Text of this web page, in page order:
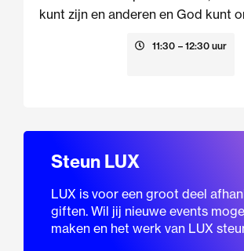
kunt zijn en anderen en God kunt
11:30 – 12:30 uur
Steun LUX
LUX is voor een groot deel
giften. Wil jij nieuwe events
maken en het werk van LUX